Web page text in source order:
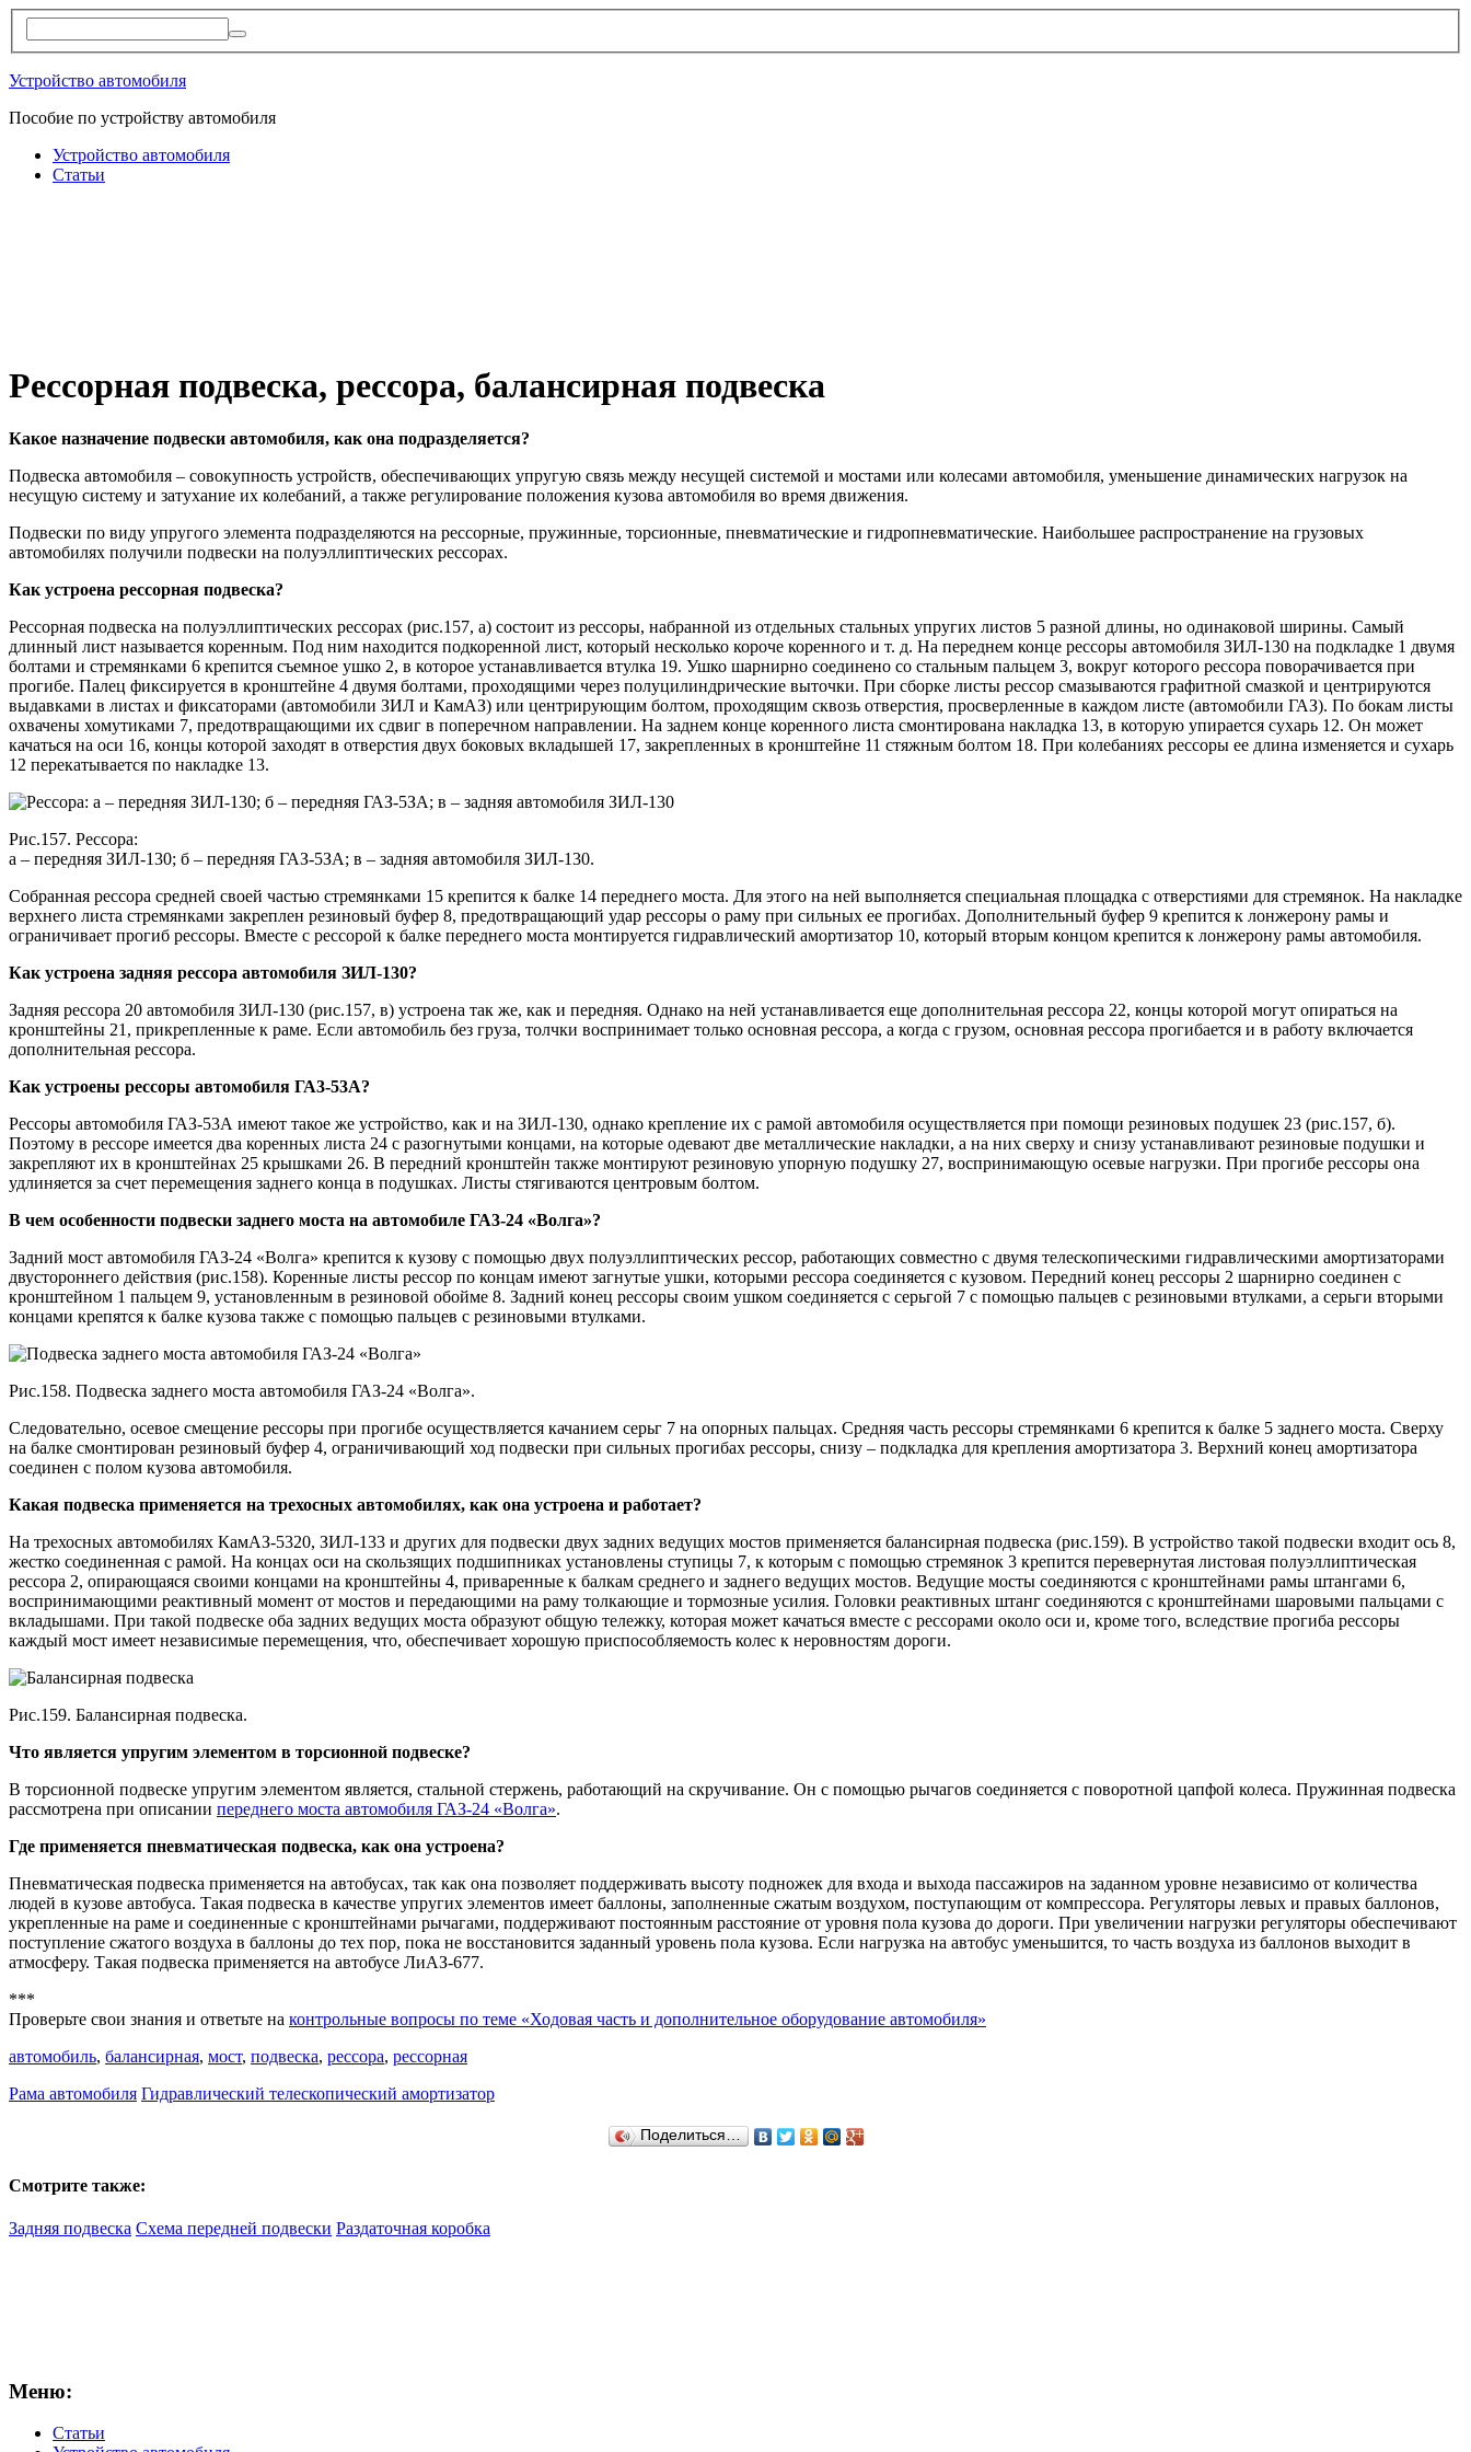
Устройство автомобиля
Пособие по устройству автомобиля
Устройство автомобиля
Статьи
Рессорная подвеска, рессора, балансирная подвеска
Какое назначение подвески автомобиля, как она подразделяется?
Подвеска автомобиля – совокупность устройств, обеспечивающих упругую связь между несущей системой и мостами или колесами автомобиля, уменьшение динамических нагрузок на
несущую систему и затухание их колебаний, а также регулирование положения кузова автомобиля во время движения.
Подвески по виду упругого элемента подразделяются на рессорные, пружинные, торсионные, пневматические и гидропневматические. Наибольшее распространение на грузовых
автомобилях получили подвески на полуэллиптических рессорах.
Как устроена рессорная подвеска?
Рессорная подвеска на полуэллиптических рессорах (рис.157, а) состоит из рессоры, набранной из отдельных стальных упругих листов 5 разной длины, но одинаковой ширины. Самый
длинный лист называется коренным. Под ним находится подкоренной лист, который несколько короче коренного и т. д. На переднем конце рессоры автомобиля ЗИЛ-130 на подкладке 1 двумя
болтами и стремянками 6 крепится съемное ушко 2, в которое устанавливается втулка 19. Ушко шарнирно соединено со стальным пальцем 3, вокруг которого рессора поворачивается при
прогибе. Палец фиксируется в кронштейне 4 двумя болтами, проходящими через полуцилиндрические выточки. При сборке листы рессор смазываются графитной смазкой и центрируются
выдавками в листах и фиксаторами (автомобили ЗИЛ и КамАЗ) или центрирующим болтом, проходящим сквозь отверстия, просверленные в каждом листе (автомобили ГАЗ). По бокам листы
охвачены хомутиками 7, предотвращающими их сдвиг в поперечном направлении. На заднем конце коренного листа смонтирована накладка 13, в которую упирается сухарь 12. Он может
качаться на оси 16, концы которой заходят в отверстия двух боковых вкладышей 17, закрепленных в кронштейне 11 стяжным болтом 18. При колебаниях рессоры ее длина изменяется и сухарь
12 перекатывается по накладке 13.
Рис.157. Рессора:
а – передняя ЗИЛ-130; б – передняя ГАЗ-5ЗА; в – задняя автомобиля ЗИЛ-130.
Собранная рессора средней своей частью стремянками 15 крепится к балке 14 переднего моста. Для этого на ней выполняется специальная площадка с отверстиями для стремянок. На накладке
верхнего листа стремянками закреплен резиновый буфер 8, предотвращающий удар рессоры о раму при сильных ее прогибах. Дополнительный буфер 9 крепится к лонжерону рамы и
ограничивает прогиб рессоры. Вместе с рессорой к балке переднего моста монтируется гидравлический амортизатор 10, который вторым концом крепится к лонжерону рамы автомобиля.
Как устроена задняя рессора автомобиля ЗИЛ-130?
Задняя рессора 20 автомобиля ЗИЛ-130 (рис.157, в) устроена так же, как и передняя. Однако на ней устанавливается еще дополнительная рессора 22, концы которой могут опираться на
кронштейны 21, прикрепленные к раме. Если автомобиль без груза, толчки воспринимает только основная рессора, а когда с грузом, основная рессора прогибается и в работу включается
дополнительная рессора.
Как устроены рессоры автомобиля ГА3-53А?
Рессоры автомобиля ГАЗ-53А имеют такое же устройство, как и на ЗИЛ-130, однако крепление их с рамой автомобиля осуществляется при помощи резиновых подушек 23 (рис.157, б).
Поэтому в рессоре имеется два коренных листа 24 с разогнутыми концами, на которые одевают две металлические накладки, а на них сверху и снизу устанавливают резиновые подушки и
закрепляют их в кронштейнах 25 крышками 26. В передний кронштейн также монтируют резиновую упорную подушку 27, воспринимающую осевые нагрузки. При прогибе рессоры она
удлиняется за счет перемещения заднего конца в подушках. Листы стягиваются центровым болтом.
В чем особенности подвески заднего моста на автомобиле ГА3-24 «Волга»?
Задний мост автомобиля ГАЗ-24 «Волга» крепится к кузову с помощью двух полуэллиптических рессор, работающих совместно с двумя телескопическими гидравлическими амортизаторами
двустороннего действия (рис.158). Коренные листы рессор по концам имеют загнутые ушки, которыми рессора соединяется с кузовом. Передний конец рессоры 2 шарнирно соединен с
кронштейном 1 пальцем 9, установленным в резиновой обойме 8. Задний конец рессоры своим ушком соединяется с серьгой 7 с помощью пальцев с резиновыми втулками, а серьги вторыми
концами крепятся к балке кузова также с помощью пальцев с резиновыми втулками.
Рис.158. Подвеска заднего моста автомобиля ГАЗ-24 «Волга».
Следовательно, осевое смещение рессоры при прогибе осуществляется качанием серьг 7 на опорных пальцах. Средняя часть рессоры стремянками 6 крепится к балке 5 заднего моста. Сверху
на балке смонтирован резиновый буфер 4, ограничивающий ход подвески при сильных прогибах рессоры, снизу – подкладка для крепления амортизатора 3. Верхний конец амортизатора
соединен с полом кузова автомобиля.
Какая подвеска применяется на трехосных автомобилях, как она устроена и работает?
На трехосных автомобилях КамАЗ-5320, ЗИЛ-133 и других для подвески двух задних ведущих мостов применяется балансирная подвеска (рис.159). В устройство такой подвески входит ось 8,
жестко соединенная с рамой. На концах оси на скользящих подшипниках установлены ступицы 7, к которым с помощью стремянок 3 крепится перевернутая листовая полуэллиптическая
рессора 2, опирающаяся своими концами на кронштейны 4, приваренные к балкам среднего и заднего ведущих мостов. Ведущие мосты соединяются с кронштейнами рамы штангами 6,
воспринимающими реактивный момент от мостов и передающими на раму толкающие и тормозные усилия. Головки реактивных штанг соединяются с кронштейнами шаровыми пальцами с
вкладышами. При такой подвеске оба задних ведущих моста образуют общую тележку, которая может качаться вместе с рессорами около оси и, кроме того, вследствие прогиба рессоры
каждый мост имеет независимые перемещения, что, обеспечивает хорошую приспособляемость колес к неровностям дороги.
Рис.159. Балансирная подвеска.
Что является упругим элементом в торсионной подвеске?
В торсионной подвеске упругим элементом является, стальной стержень, работающий на скручивание. Он с помощью рычагов соединяется с поворотной цапфой колеса. Пружинная подвеска
рассмотрена при описании переднего моста автомобиля ГАЗ-24 «Волга».
Где применяется пневматическая подвеска, как она устроена?
Пневматическая подвеска применяется на автобусах, так как она позволяет поддерживать высоту подножек для входа и выхода пассажиров на заданном уровне независимо от количества
людей в кузове автобуса. Такая подвеска в качестве упругих элементов имеет баллоны, заполненные сжатым воздухом, поступающим от компрессора. Регуляторы левых и правых баллонов,
укрепленные на раме и соединенные с кронштейнами рычагами, поддерживают постоянным расстояние от уровня пола кузова до дороги. При увеличении нагрузки регуляторы обеспечивают
поступление сжатого воздуха в баллоны до тех пор, пока не восстановится заданный уровень пола кузова. Если нагрузка на автобус уменьшится, то часть воздуха из баллонов выходит в
атмосферу. Такая подвеска применяется на автобусе ЛиАЗ-677.
***
Проверьте свои знания и ответьте на контрольные вопросы по теме «Ходовая часть и дополнительное оборудование автомобиля»
автомобиль, балансирная, мост, подвеска, рессора, рессорная
Рама автомобиля Гидравлический телескопический амортизатор
Поделиться…
Смотрите также:
Задняя подвеска Схема передней подвески Раздаточная коробка
Меню:
Статьи